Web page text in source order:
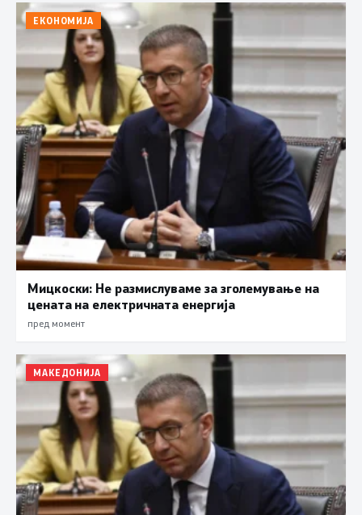
ЕКОНОМИЈА
Мицкоски: Не размислуваме за зголемување на
цената на електричната енергија
пред момент
МАКЕДОНИЈА